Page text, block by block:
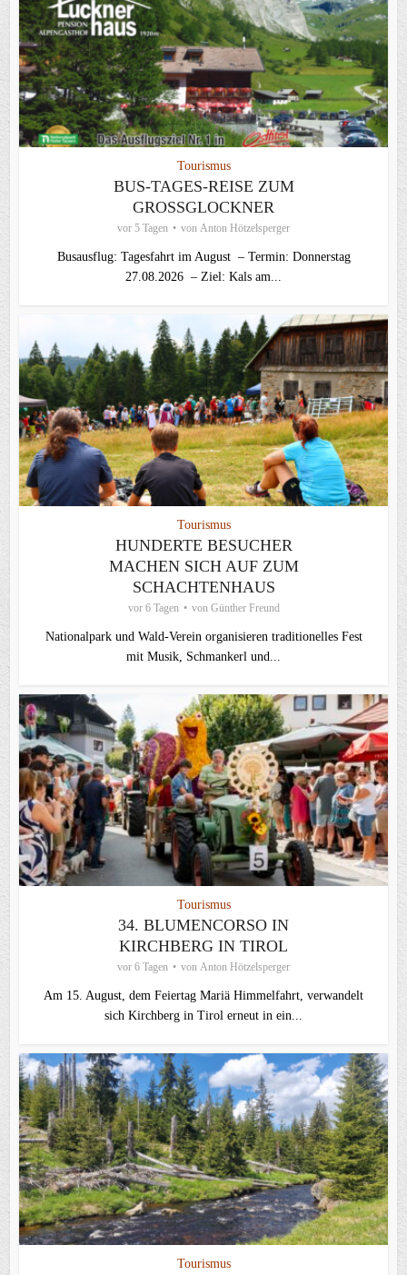
Tourismus
BUS-TAGES-REISE ZUM
GROSSGLOCKNER
vor 5 Tagen von Anton Hötzelsperger
Busausflug: Tagesfahrt im August – Termin: Donnerstag
27.08.2026 – Ziel: Kals am...
Tourismus
HUNDERTE BESUCHER
MACHEN SICH AUF ZUM
SCHACHTENHAUS
vor 6 Tagen von Günther Freund
Nationalpark und Wald-Verein organisieren traditionelles Fest
mit Musik, Schmankerl und...
Tourismus
34. BLUMENCORSO IN
KIRCHBERG IN TIROL
vor 6 Tagen von Anton Hötzelsperger
Am 15. August, dem Feiertag Mariä Himmelfahrt, verwandelt
sich Kirchberg in Tirol erneut in ein...
Tourismus